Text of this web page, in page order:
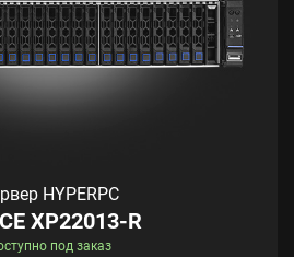
HYPERPC
XP22013-R
под заказ